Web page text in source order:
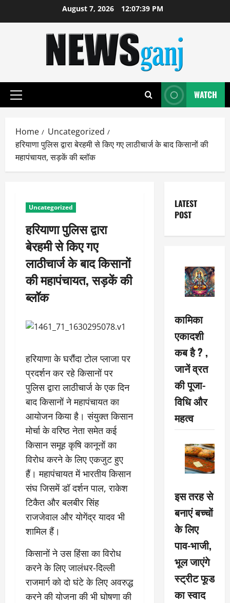
August 7, 2026 12:07:39 PM
Primary
WATCH
Home
Uncategorized
हरियाणा पुलिस द्वारा बेरहमी से किए गए लाठीचार्ज के बाद किसानों की
महापंचायत, सड़कें की ब्लॉक
Uncategorized
हरियाणा पुलिस द्वारा
बेरहमी से किए गए
लाठीचार्ज के बाद किसानों
की महापंचायत, सड़कें की
ब्लॉक
हरियाणा के घरौंदा टोल प्लाजा पर
प्रदर्शन कर रहे किसानों पर
पुलिस द्वारा लाठीचार्ज के एक दिन
बाद किसानों ने महापंचायत का
आयोजन किया है। संयुक्त किसान
मोर्चा के वरिष्ठ नेता समेत कई
किसान समूह कृषि कानूनों का
विरोध करने के लिए एकजुट हुए
हैं। महापंचायत में भारतीय किसान
संघ जिसमें डॉ दर्शन पाल, राकेश
टिकैत और बलबीर सिंह
राजजेवाल और योगेंद्र यादव भी
शामिल हैं।
किसानों ने उस हिंसा का विरोध
करने के लिए जालंधर-दिल्ली
राजमार्ग को दो घंटे के लिए अवरुद्ध
करने की योजना की भी घोषणा की
LATEST
POST
कामिका
एकादशी
कब है ? ,
जानें व्रत
की पूजा-
विधि और
महत्व
इस तरह से
बनाएं बच्चों
के लिए
पाव-भाजी,
भूल जाएंगे
स्ट्रीट फूड
का स्वाद